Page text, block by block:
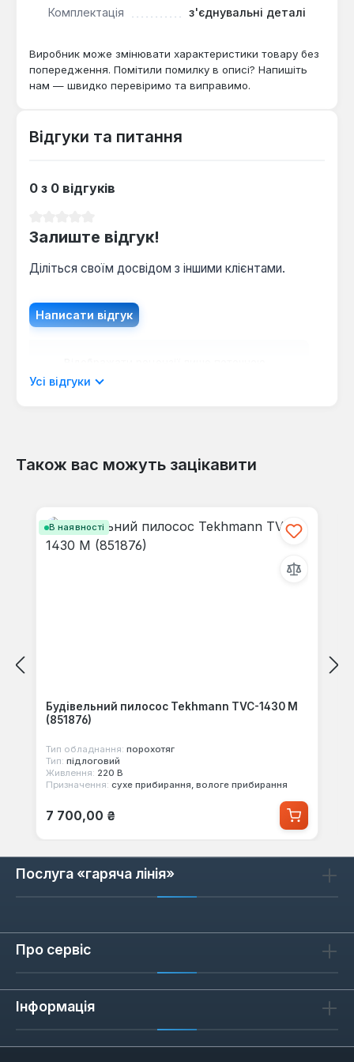
для оперативного прибирання в умовах, де доступ
Комплектація з'єднувальні деталі
Виробник може змінювати характеристики товару без
попередження. Помітили помилку в описі? Напишіть
нам — швидко перевіримо та виправимо.
Відгуки та питання
0 з 0 відгуків
Залиште відгук!
Діліться своїм досвідом з іншими клієнтами.
Написати відгук
мовою.
Відгуків не знайдено. Поділіться
Усі відгуки
Також вас можуть зацікавити
В наявності
Будівельний пилосос Tekhmann TVC-1430 M
(851876)
Тип обладнання: порохотяг
Тип: підлоговий
Живлення: 220 В
Призначення: сухе прибирання, вологе прибирання
Звичайна ціна:
7 700,00 ₴
Послуга «гаряча лінія»
Про сервіс
Інформація